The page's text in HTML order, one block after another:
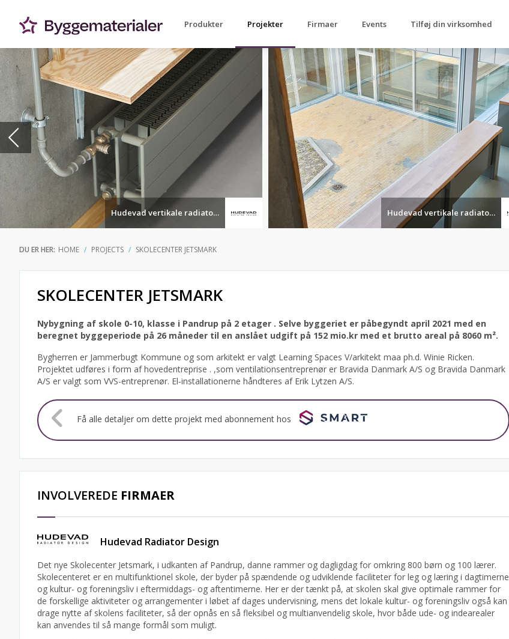
Produkter Projekter Firmaer Events Tilføj din virksomhed
Hudevad vertikale radiatorer Hudevad vertikale radiatorer
DU ER HER: HOME PROJECTS SKOLECENTER JETSMARK
SKOLECENTER JETSMARK
Nybygning af skole 0-10, klasse i Pandrup på 2 etager . Selve byggeriet er påbegyndt april 2021 med en
beregnet byggeperiode på 26 måneder til en anslået udgift på 152 mio.kr med et brutto areal på 8060 m².
Bygherren er Jammerbugt Kommune og som arkitekt er valgt Learning Spaces V/arkitekt maa ph.d. Winie Ricken.
Projektet udføres i form af hovedentreprise . ,som ventilationsentreprenør er Bravida Danmark A/S og Bravida Danmark
A/S er valgt som VVS-entreprenør. El-installationerne håndteres af Erik Lytzen A/S.
Få alle detaljer om dette projekt med abonnement hos
INVOLVEREDE FIRMAER
Hudevad Radiator Design
Det nye Skolecenter Jetsmark, i udkanten af Pandrup, danne rammer og dagligdag for omkring 800 børn og 100 lærer.
Skolecenteret er en multifunktionel skole, der byder på spændende og udviklende faciliteter for leg og læring i dagtimerne
og kultur- og foreningsliv i eftermiddags- og aftentimerne. Her er der tænkt på, at skolen skal give optimale rammer for
de forskellige aktiviteter og arrangementer i løbet af dages undervisning, mens det lokale kultur- og foreningsliv også kan
drage nytte af skolens faciliteter, så der opnås en så fleksibel og multianvendelig skole, hvor både ude- og indearealer
kan anvendes til så mange formål som muligt.